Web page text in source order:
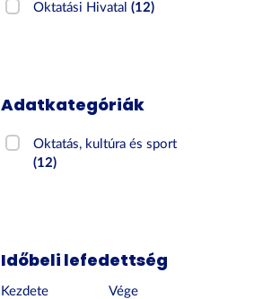
Oktatási Hivatal(12)
Adatkategóriák
Oktatás, kultúra és sport
(12)
Időbeli lefedettség
Kezdete Vége